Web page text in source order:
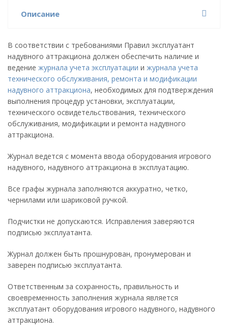
Описание
В соответствии с требованиями Правил эксплуатант
надувного аттракциона должен обеспечить наличие и
ведение журнала учета эксплуатации и журнала учета
технического обслуживания, ремонта и модификации
надувного аттракциона, необходимых для подтверждения
выполнения процедур установки, эксплуатации,
технического освидетельствования, технического
обслуживания, модификации и ремонта надувного
аттракциона.
Журнал ведется с момента ввода оборудования игрового
надувного, надувного аттракциона в эксплуатацию.
Все графы журнала заполняются аккуратно, четко,
чернилами или шариковой ручкой.
Подчистки не допускаются. Исправления заверяются
подписью эксплуатанта.
Журнал должен быть прошнурован, пронумерован и
заверен подписью эксплуатанта.
Ответственным за сохранность, правильность и
своевременность заполнения журнала является
эксплуатант оборудования игрового надувного, надувного
аттракциона.